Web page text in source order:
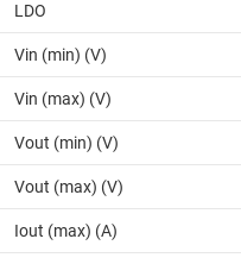
LDO
Vin (min) (V)
Vin (max) (V)
Vout (min) (V)
Vout (max) (V)
Iout (max) (A)